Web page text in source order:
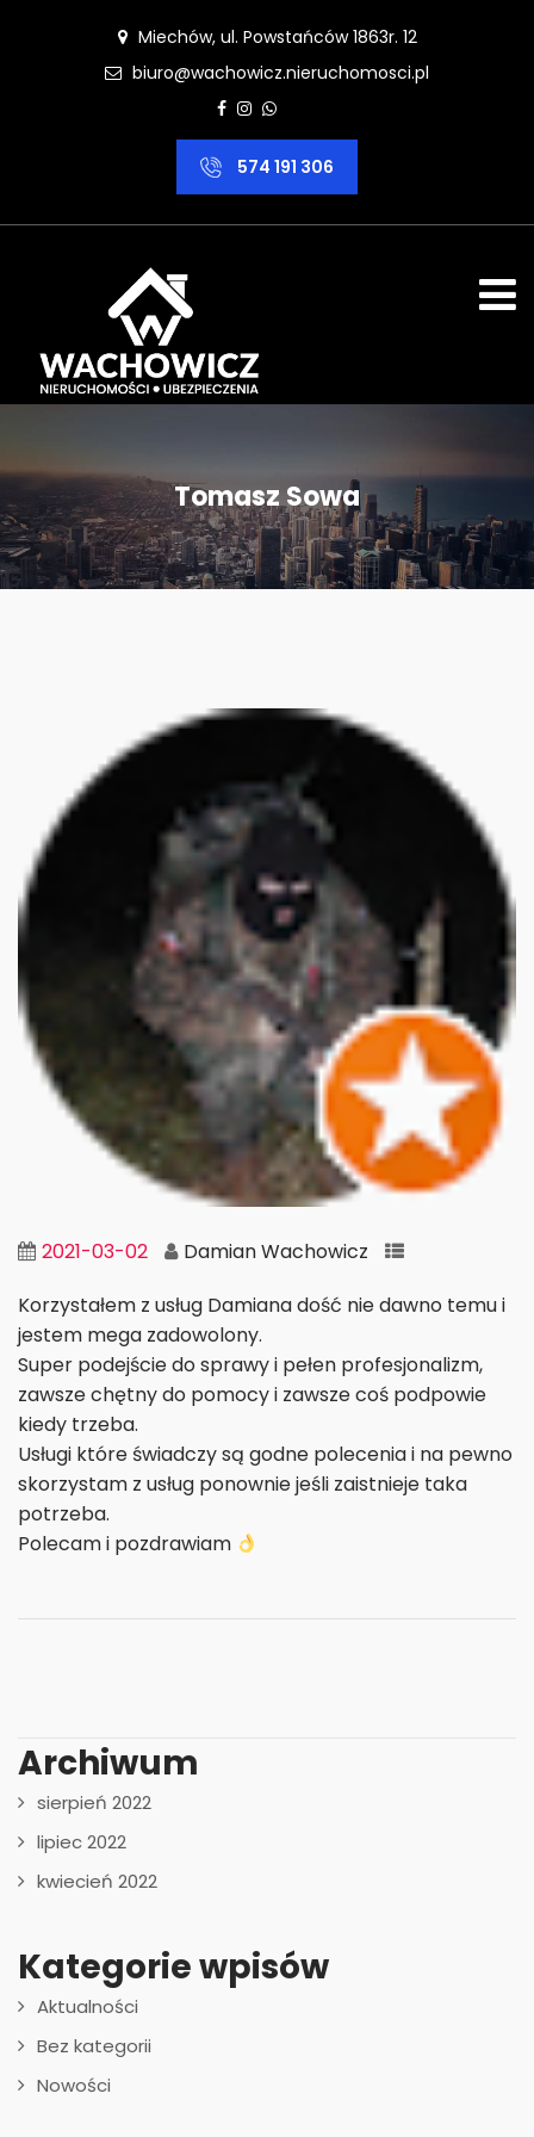
Miechów, ul. Powstańców 1863r. 12
biuro@wachowicz.nieruchomosci.pl
574 191 306
Tomasz Sowa
2021-03-02
Damian Wachowicz
Korzystałem z usług Damiana dość nie dawno temu i
jestem mega zadowolony.
Super podejście do sprawy i pełen profesjonalizm,
zawsze chętny do pomocy i zawsze coś podpowie
kiedy trzeba.
Usługi które świadczy są godne polecenia i na pewno
skorzystam z usług ponownie jeśli zaistnieje taka
potrzeba.
Polecam i pozdrawiam
Archiwum
sierpień 2022
lipiec 2022
kwiecień 2022
Kategorie wpisów
Aktualności
Bez kategorii
Nowości